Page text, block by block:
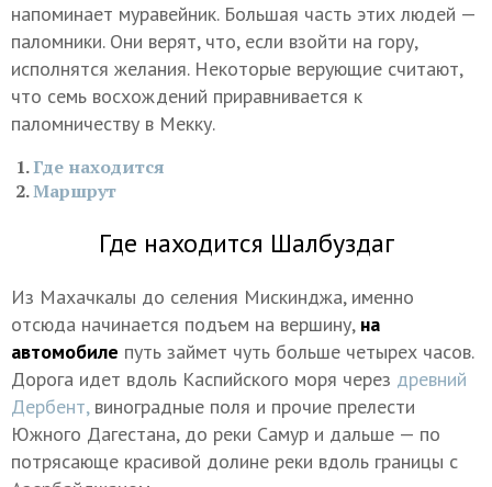
напоминает муравейник. Большая часть этих людей —
паломники. Они верят, что, если взойти на гору,
исполнятся желания. Некоторые верующие считают,
что семь восхождений приравнивается к
паломничеству в Мекку.
Где находится
Маршрут
Где находится Шалбуздаг
Из Махачкалы до селения Мискинджа, именно
отсюда начинается подъем на вершину, на
автомобиле путь займет чуть больше четырех часов.
Дорога идет вдоль Каспийского моря через древний
Дербент,виноградные поля и прочие прелести
Южного Дагестана, до реки Самур и дальше — по
потрясающе красивой долине реки вдоль границы с